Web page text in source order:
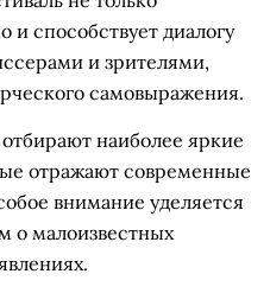
способствует диалогу
и зрителями,
самовыражения.
наиболее яркие
отражают современные
внимание уделяется
о малоизвестных